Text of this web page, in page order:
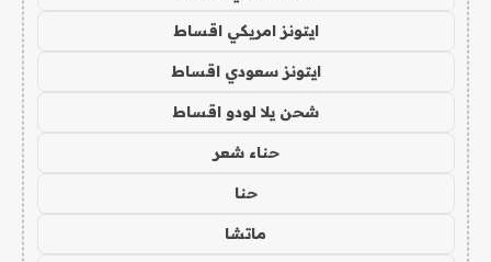
ايتونز امريكي اقساط
ايتونز سعودي اقساط
شحن يلا لودو اقساط
حناء شعر
حنا
ماتشا